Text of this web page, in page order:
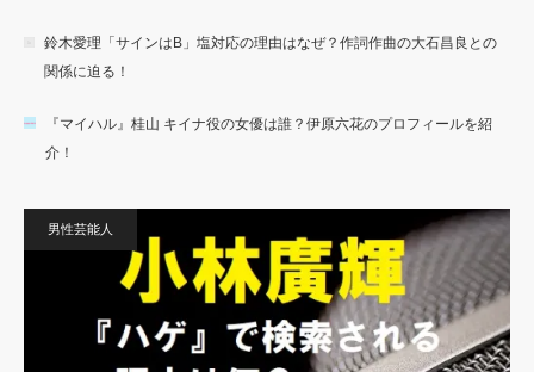
鈴木愛理「サインはB」塩対応の理由はなぜ？作詞作曲の大石昌良との
関係に迫る！
『マイハル』桂山 キイナ役の女優は誰？伊原六花のプロフィールを紹
介！
男性芸能人